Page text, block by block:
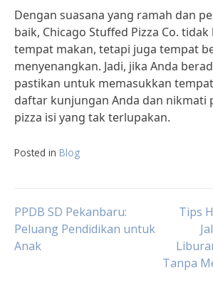
Dengan suasana yang ramah dan
baik, Chicago Stuffed Pizza Co.
tempat makan, tetapi juga tempat
menyenangkan. Jadi, jika Anda
pastikan untuk memasukkan
daftar kunjungan Anda dan nikmati
pizza isi yang tak terlupakan.
Posted in Blog
Post
navigation
PPDB SD Pekanbaru:
Peluang Pendidikan untuk
Anak
Tips
Tanpa